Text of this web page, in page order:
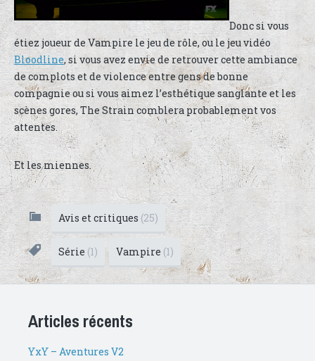
Donc si vous
étiez joueur de Vampire le jeu de rôle, ou le jeu vidéo
Bloodline, si vous avez envie de retrouver cette ambiance
de complots et de violence entre gens de bonne
compagnie ou si vous aimez l’esthétique sanglante et les
scènes gores, The Strain comblera probablement vos
attentes.
Et les miennes.
Avis et critiques (25)
Série (1) Vampire (1)
Articles récents
YxY – Aventures V2